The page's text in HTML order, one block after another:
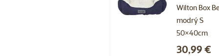
Wilton Box
modrý S
50×40cm
Cena
30,99 €